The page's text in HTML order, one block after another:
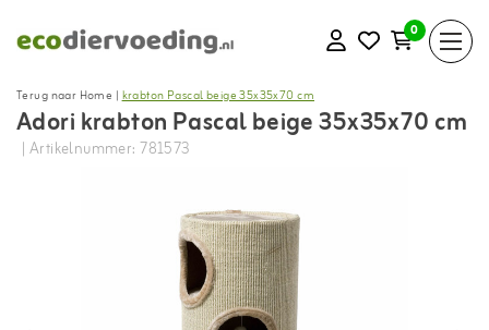
0
Terug naar Home |krabton Pascal beige 35x35x70 cm
Adori krabton Pascal beige 35x35x70 cm
| Artikelnummer: 781573